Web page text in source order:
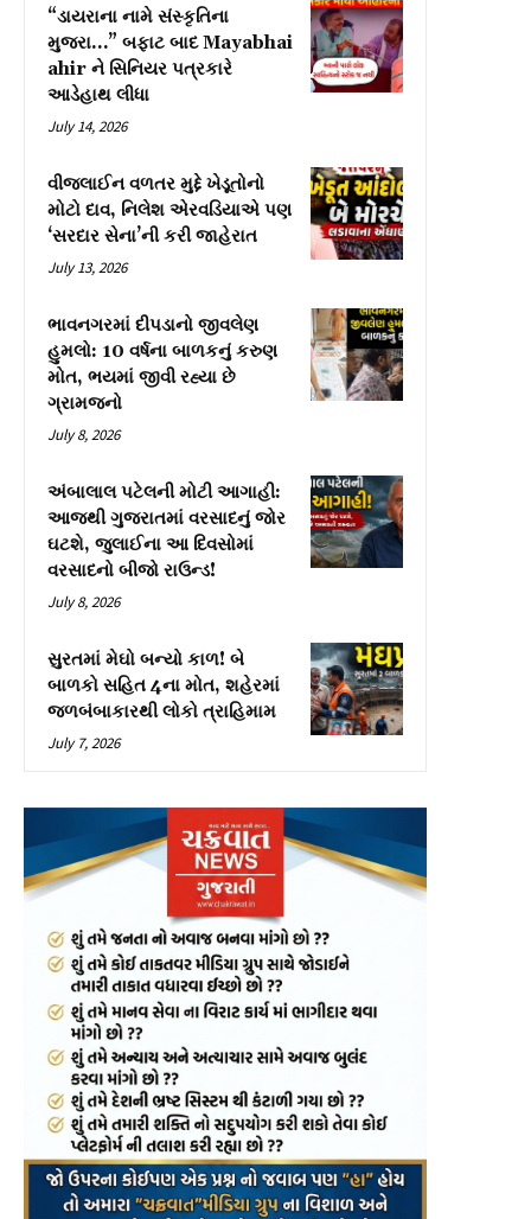
“ડાયરાના નામે સંસ્કૃતિના
મુજરા…” બફાટ બાદ Mayabhai
ahir ને સિનિયર પત્રકારે
આડેહાથ લીધા
July 14, 2026
વીજલાઈન વળતર મુદ્દે ખેડૂતોનો
મોટો દાવ, નિલેશ એરવડિયાએ પણ
‘સરદાર સેના’ની કરી જાહેરાત
July 13, 2026
ભાવનગરમાં દીપડાનો જીવલેણ
હુમલો: 10 વર્ષના બાળકનું કરુણ
મોત, ભયમાં જીવી રહ્યા છે
ગ્રામજનો
July 8, 2026
અંબાલાલ પટેલની મોટી આગાહી:
આજથી ગુજરાતમાં વરસાદનું જોર
ઘટશે, જુલાઈના આ દિવસોમાં
વરસાદનો બીજો રાઉન્ડ!
July 8, 2026
સુરતમાં મેઘો બન્યો કાળ! બે
બાળકો સહિત 4ના મોત, શહેરમાં
જળબંબાકારથી લોકો ત્રાહિમામ
July 7, 2026